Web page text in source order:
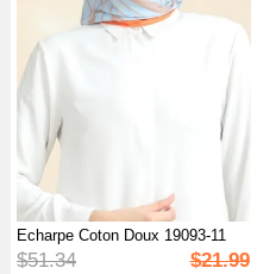
Echarpe Coton Doux 19093-11
Vison B...
$51.34 $21.99